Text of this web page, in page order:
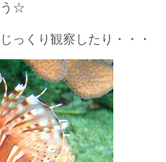
う☆
っくり観察したり・・・